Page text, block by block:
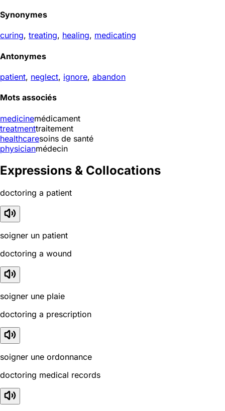
Synonymes
curing, treating, healing, medicating
Antonymes
patient, neglect, ignore, abandon
Mots associés
medicinemédicament
treatmenttraitement
healthcaresoins de santé
physicianmédecin
Expressions & Collocations
doctoring a patient
soigner un patient
doctoring a wound
soigner une plaie
doctoring a prescription
soigner une ordonnance
doctoring medical records